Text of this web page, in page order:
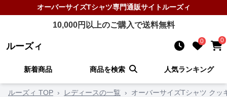
オーバーサイズTシャツ専門通販サイトルーズィ
10,000円以上のご購入で送料無料
ルーズィ 0 0
新着商品 商品を検索 人気ランキング
ルーズィ TOP › レディースの一覧 › オーバーサイズTシャツ クッ